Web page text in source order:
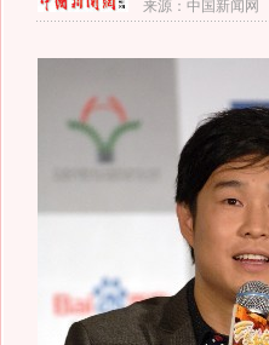
来源： 中国新闻网